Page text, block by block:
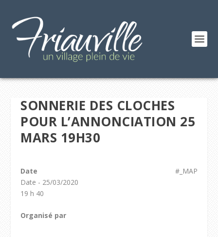
SONNERIE DES CLOCHES
POUR L’ANNONCIATION 25
MARS 19H30
#_MAP
Date
Date - 25/03/2020
19 h 40
Organisé par